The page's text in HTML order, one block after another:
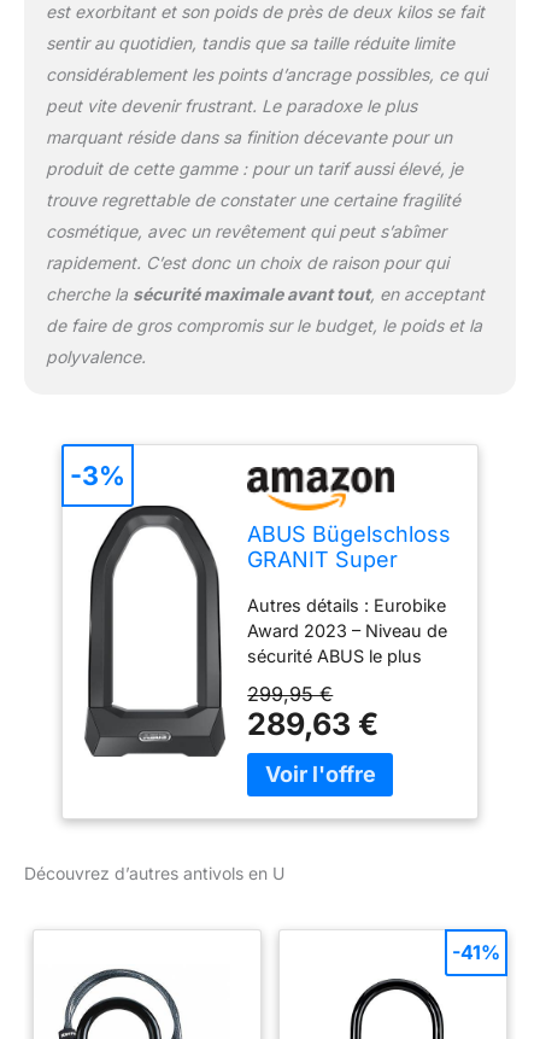
est exorbitant et son poids de près de deux kilos se fait
sentir au quotidien, tandis que sa taille réduite limite
considérablement les points d’ancrage possibles, ce qui
peut vite devenir frustrant. Le paradoxe le plus
marquant réside dans sa finition décevante pour un
produit de cette gamme : pour un tarif aussi élevé, je
trouve regrettable de constater une certaine fragilité
cosmétique, avec un revêtement qui peut s’abîmer
rapidement. C’est donc un choix de raison pour qui
cherche la sécurité maximale avant tout, en acceptant
de faire de gros compromis sur le budget, le poids et la
polyvalence.
ABUS Bügelschloss
GRANIT Super
2500/165HB230 +
USH2500
Autres détails : Eurobike
Award 2023 – Niveau de
sécurité ABUS le plus
vélo – Revêtement en
plastique pour protéger
contre les rayures Sûr et
robuste : l'acier trempé
d'épaisseur dans le
assurent une sécurité
Résistance polyvalente :
la technologie ABUS
299,95 €
289,63 €
-3%
Découvrez d’autres antivols en U
-41%